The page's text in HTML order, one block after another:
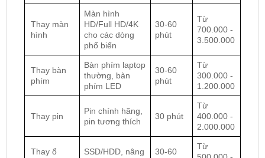
Thay màn
hình
Màn hình
HD/Full HD/4K
cho các dòng
phổ biến
30-60
phút
Từ
700.000 -
3.500.000
Thay bàn
phím
Bàn phím laptop
thường, bàn
phím LED
30-60
phút
Từ
300.000 -
1.200.000
Thay pin
Pin chính hãng,
pin tương thích
30 phút
Từ
400.000 -
2.000.000
Thay ổ
SSD/HDD, nâng
30-60
Từ